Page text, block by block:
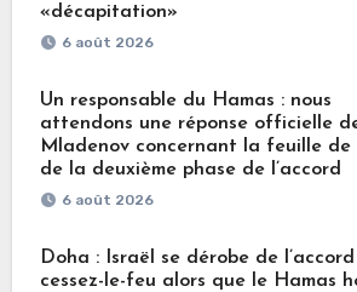
«décapitation»
6 août 2026
Un responsable du Hamas : nous
attendons une réponse officielle
Mladenov concernant la feuille de
de la deuxième phase de l’accord
6 août 2026
Doha : Israël se dérobe de
cessez-le-feu alors que le Hamas